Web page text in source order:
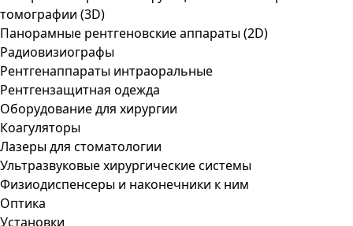
томографии (3D)
Панорамные рентгеновские аппараты (2D)
Радиовизиографы
Рентгенаппараты интраоральные
Рентгензащитная одежда
Оборудование для хирургии
Коагуляторы
Лазеры для стоматологии
Ультразвуковые хирургические системы
Физиодиспенсеры и наконечники к ним
Оптика
Установки